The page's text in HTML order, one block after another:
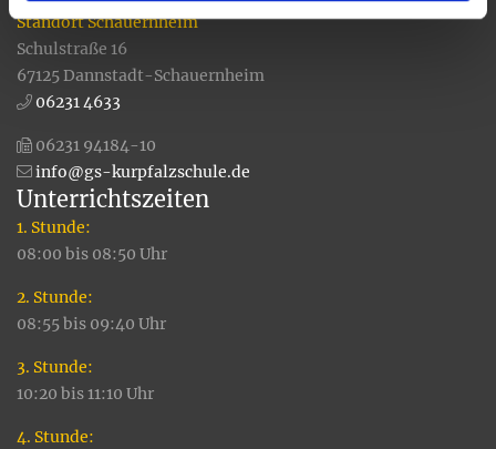
Standort Schauernheim
Schulstraße 16
67125 Dannstadt-Schauernheim
06231 4633
06231 94184-10
info@gs-kurpfalzschule.de
Unterrichtszeiten
1. Stunde:
08:00 bis 08:50 Uhr
2. Stunde:
08:55 bis 09:40 Uhr
3. Stunde:
10:20 bis 11:10 Uhr
4. Stunde: